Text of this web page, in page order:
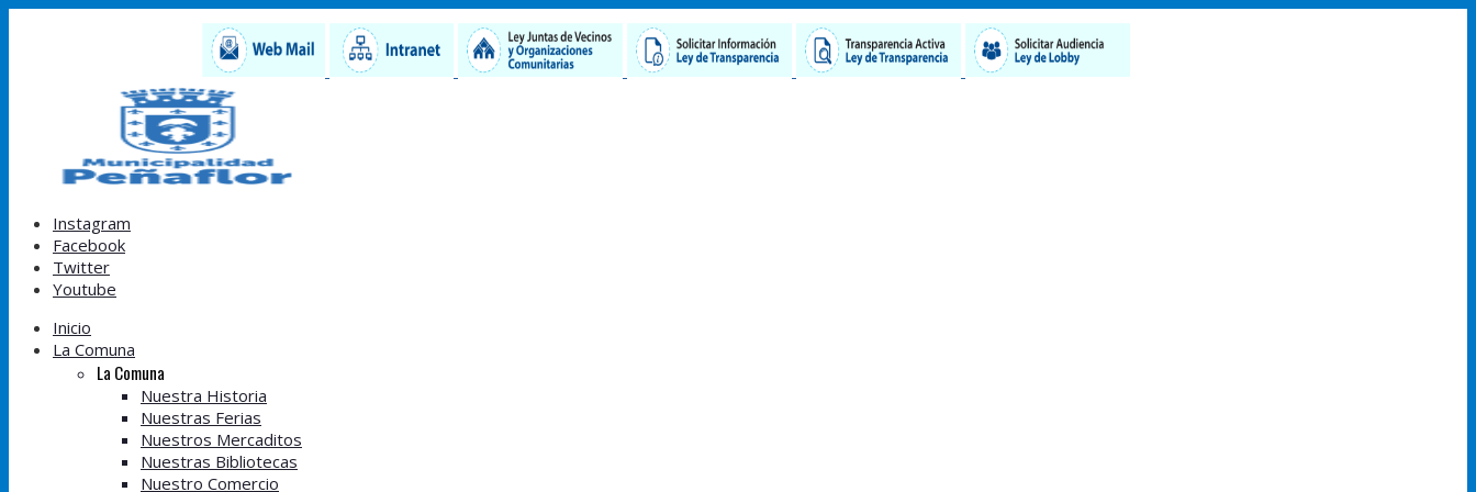
Instagram
Facebook
Twitter
Youtube
Inicio
La Comuna
La Comuna
Nuestra Historia
Nuestras Ferias
Nuestros Mercaditos
Nuestras Bibliotecas
Nuestro Comercio